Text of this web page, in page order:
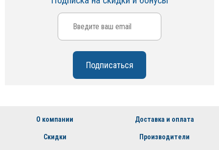
О компании Доставка и оплата
Скидки Производители